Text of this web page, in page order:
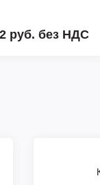
руб. без НДС